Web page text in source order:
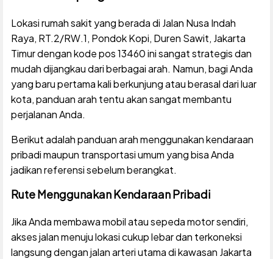
Lokasi rumah sakit yang berada di Jalan Nusa Indah
Raya, RT.2/RW.1, Pondok Kopi, Duren Sawit, Jakarta
Timur dengan kode pos 13460 ini sangat strategis dan
mudah dijangkau dari berbagai arah. Namun, bagi Anda
yang baru pertama kali berkunjung atau berasal dari luar
kota, panduan arah tentu akan sangat membantu
perjalanan Anda.
Berikut adalah panduan arah menggunakan kendaraan
pribadi maupun transportasi umum yang bisa Anda
jadikan referensi sebelum berangkat.
Rute Menggunakan Kendaraan Pribadi
Jika Anda membawa mobil atau sepeda motor sendiri,
akses jalan menuju lokasi cukup lebar dan terkoneksi
langsung dengan jalan arteri utama di kawasan Jakarta